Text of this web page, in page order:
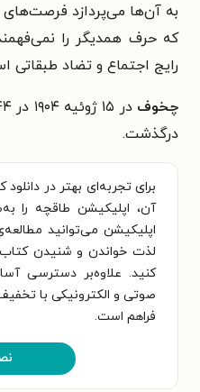
به آن‌ها می‌پردازد
که حرف همدیگر را
رایج اجتماع و تضاد طبقاتی
چخوف
درگذشت.
برای تجربه‌ای بهتر در
آن، اپلیکیشن طاقچه را
اپلیکیشن می‌توانید
لذت خواندن و شنیدن
کنید. علاوه‌بر دسترسی
صوتی و الکترونیکی با
فراهم است.